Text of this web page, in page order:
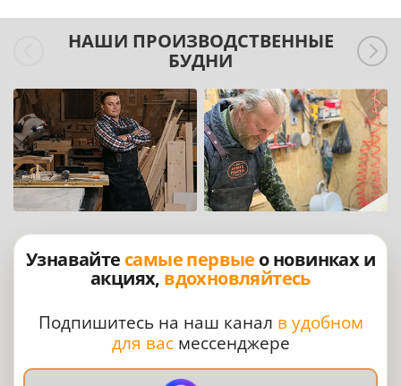
НАШИ ПРОИЗВОДСТВЕННЫЕ
БУДНИ
Узнавайте самые первые о новинках и
акциях, вдохновляйтесь
Подпишитесь на наш канал в удобном
для васмессенджере